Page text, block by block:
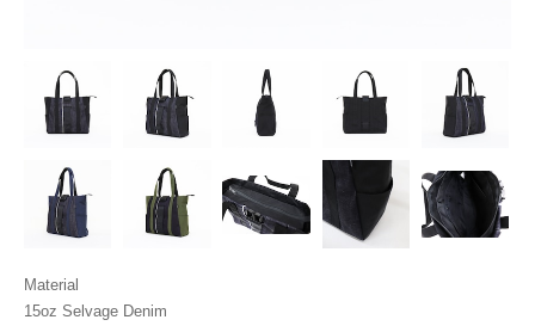
Material
15oz Selvage Denim